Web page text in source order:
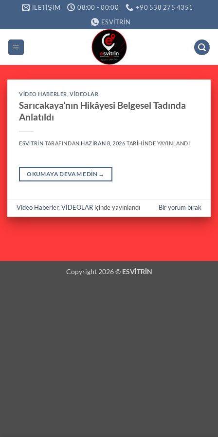
İLETIŞIM 08:00 - 00:00
+90 538 275 4351
ESVITRIN
VIDEO HABERLER VİDEOLAR
Sarıcakaya’nın Hikâyesi Belgesel Tadında
Anlatıldı
ESVITRIN TARAFINDAN HAZIRAN 8, 2026 TARIHINDE YAYINLANDI
OKUMAYA DEVAM EDIN →
Video Haberler,VİDEOLAR içinde yayınlandı Bir yorum bırak
Copyright 2026 © ESVİTRİN